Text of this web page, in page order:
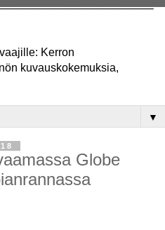
Kerron
kuvauskokemuksia,
▼
Globe